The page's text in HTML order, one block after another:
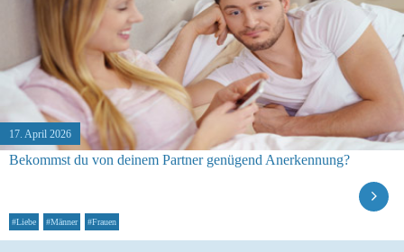
17. April 2026
Bekommst du von deinem Partner genügend Anerkennung?
#Liebe #Männer #Frauen